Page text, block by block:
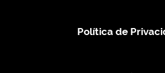
Política de